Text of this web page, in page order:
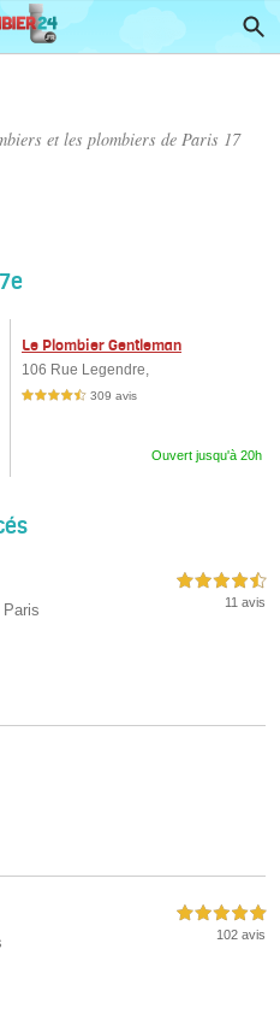
et les plombiers de Paris 17
Le Plombier Gentleman
106 Rue Legendre,
4,5 étoiles sur 5 309 avis
Ouvert jusqu'à 20h
4,5 étoiles sur 5
11 avis
5,0 étoiles sur 5
102 avis